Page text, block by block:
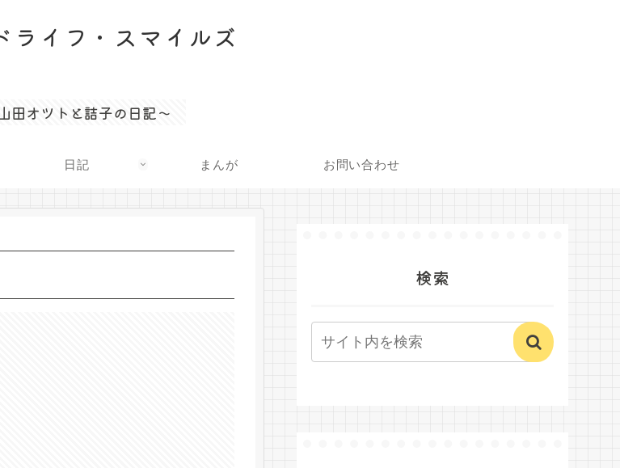
ライフ・スマイルズ
田オツトと詰子の日記〜
日記 まんが お問い合わせ
検索